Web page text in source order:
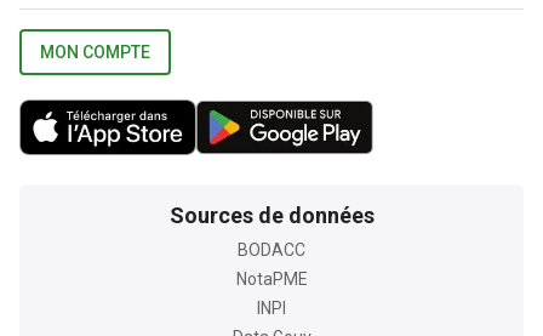
MON COMPTE
Sources de données
BODACC
NotaPME
INPI